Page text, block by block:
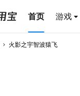
首页 游戏
火影之宇智波猿飞